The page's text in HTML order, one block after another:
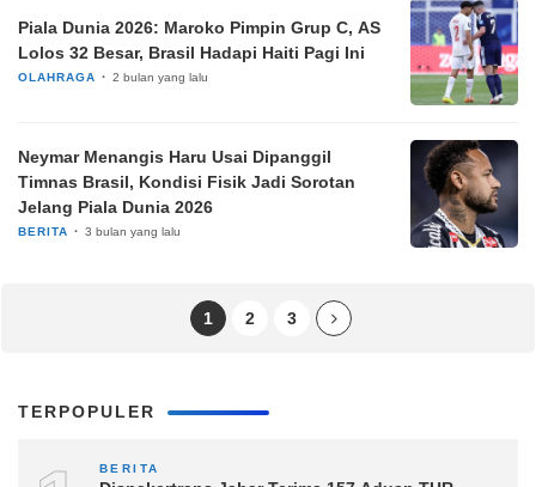
Piala Dunia 2026: Maroko Pimpin Grup C, AS
Lolos 32 Besar, Brasil Hadapi Haiti Pagi Ini
OLAHRAGA 2 bulan yang lalu
Neymar Menangis Haru Usai Dipanggil
Timnas Brasil, Kondisi Fisik Jadi Sorotan
Jelang Piala Dunia 2026
BERITA 3 bulan yang lalu
1 2 3
TERPOPULER
BERITA